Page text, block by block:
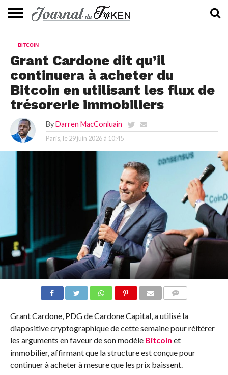
📰
EVALUATION
GUIDE
TENDANCES
À
CONTACTEZ-
BITCOIN
Grant Cardone dit qu’il
continuera à acheter du
Bitcoin en utilisant les flux de
trésorerie immobiliers
By Darren MacConluain
Paris, le 29 juin 2026 à 10:45
Grant Cardone, PDG de Cardone Capital, a utilisé la
diapositive cryptographique de cette semaine pour réitérer
les arguments en faveur de son modèle Bitcoin et
immobilier, affirmant que la structure est conçue pour
continuer à acheter à mesure que les prix baissent.